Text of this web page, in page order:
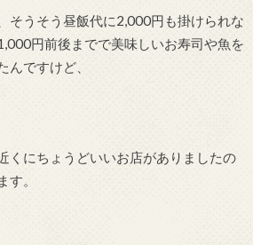
そうそう昼飯代に2,000円も掛けられな
円前後までで美味しいお寿司や魚を
んですけど、
くにちょうどいいお店がありましたの
す。